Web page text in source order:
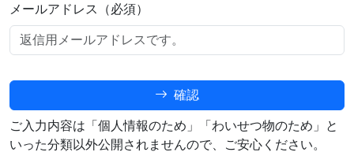
メールアドレス（必須）
確認
ご入力内容は「個人情報のため」「わいせつ物のため」と
いった分類以外公開されませんので、ご安心ください。